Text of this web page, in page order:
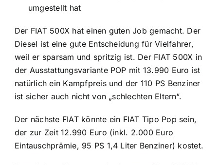
umgestellt hat
Der FIAT 500X hat einen guten Job gemacht. Der
Diesel ist eine gute Entscheidung für Vielfahrer,
weil er sparsam und spritzig ist. Der FIAT 500X in
der Ausstattungsvariante POP mit 13.990 Euro ist
natürlich ein Kampfpreis und der 110 PS Benziner
ist sicher auch nicht von „schlechten Eltern“.
Der nächste FIAT könnte ein FIAT Tipo Pop sein,
der zur Zeit 12.990 Euro (inkl. 2.000 Euro
Eintauschprämie, 95 PS 1,4 Liter Benziner) kostet.